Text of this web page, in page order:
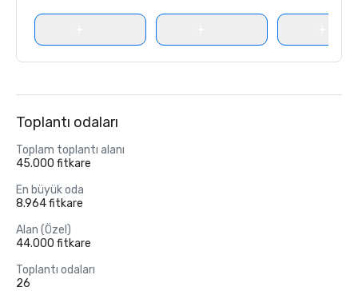
Toplantı odaları
Toplam toplantı alanı
45.000 fitkare
En büyük oda
8.964 fitkare
Alan (Özel)
44.000 fitkare
Toplantı odaları
26